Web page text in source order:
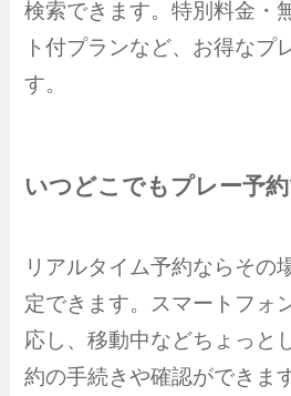
検索できます。特別料金・
ト付プランなど、お得なプ
す。
いつどこでもプレー予
リアルタイム予約ならその
定できます。スマートフォ
応し、移動中などちょっと
約の手続きや確認ができま